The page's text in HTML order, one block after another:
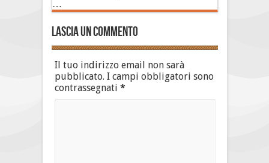
…
Lascia un commento
Il tuo indirizzo email non sarà
pubblicato. I campi obbligatori sono
contrassegnati *